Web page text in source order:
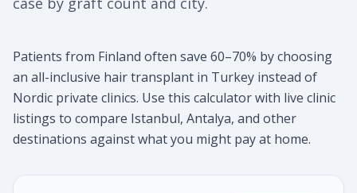
Patients from Finland often save 60–70% by choosing
an all-inclusive hair transplant in Turkey instead of
Nordic private clinics. Use this calculator with live clinic
listings to compare Istanbul, Antalya, and other
destinations against what you might pay at home.